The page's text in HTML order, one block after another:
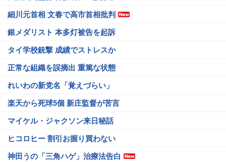
細川元首相 文春で高市首相批判
銀メダリスト 本多灯被告を起訴
タイ学校銃撃 成績でストレスか
正常な組織を誤摘出 重篤な状態
れいわの新党名「覚えづらい」
楽天から死球5個 新庄監督が苦言
マイケル・ジャクソン来日秘話
ヒコロヒー 割引お握り買わない
神田うの「三角ハゲ」治療法告白